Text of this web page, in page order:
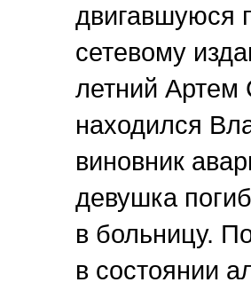
двигавшуюся
сетевому
летний Артем
находился
виновник
девушка
в больницу.
в состоянии